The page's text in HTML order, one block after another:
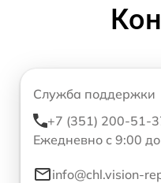
Служба поддержки
+7 (351) 200-51-
Ежедневно с 9:00
info@chl.vision-